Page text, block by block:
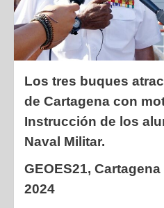
Los tres buques
de Cartagena con
Instrucción de los
Naval Militar.
GEOES21,
2024